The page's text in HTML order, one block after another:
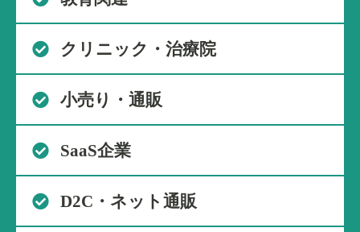
クリニック・治療院
小売り・通販
SaaS企業
D2C・ネット通販